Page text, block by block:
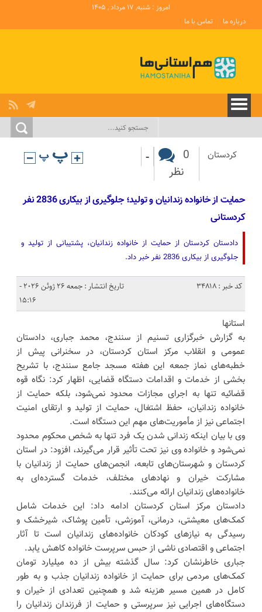
امروز : شنبه, ۱۷ مرداد , ۱۴۰۵
درباره ما
تماس با ما
کردستان
0
نظر
-
حمایت از خانواده زندانیان و تولید؛ جلوگیری از بیکاری 2836 نفر
کردستانی
دادستان کردستان از حمایت از خانواده زندانیان، پشتیبانی از تولید و
جلوگیری از بیکاری 2836 نفر خبر داد.
کد خبر : 34818
تاریخ انتشار : جمعه 26 ژوئن 2026 -
15:16
استانها
به گزارش خبرگزاری تسنیم از سنندج، محمد جباری، دادستان
عمومی و انقلاب مرکز استان کردستان، در سخنرانی پیش از
خطبه‌های نماز جمعه این هفته مسجد جامع سنندج، با تشریح
بخشی از خدمات و اقدامات دستگاه قضایی، اظهار کرد: نگاه قوه
قضائیه تنها به اجرای مجازات محدود نمی‌شود، بلکه حمایت از
خانواده زندانیان، حفظ اشتغال، حمایت از تولید و ارتقای امنیت
اجتماعی نیز از مأموریت‌های مهم این دستگاه است.
وی با بیان اینکه زندانی شدن یک فرد تنها به شخص محکوم محدود
نمی‌شود و خانواده وی نیز تحت تأثیر قرار می‌گیرند، افزود: در استان
کردستان و شهرستان‌های تابعه، انجمن‌های حمایت از زندانیان با
مشارکت خیران و نهادهای مختلف، خدمات گسترده‌ای به
خانواده‌های زندانیان ارائه می‌کنند.
دادستان مرکز استان کردستان ادامه داد: این خدمات شامل
کمک‌های معیشتی، درمانی، آموزشی، تأمین پوشاک، شیرخشک و
رسیدگی به نیازهای کودکان خانواده‌های زندانیان است تا آثار
اجتماعی و اقتصادی ناشی از حبس سرپرست خانواده کاهش یابد.
جباری خاطرنشان کرد: سال گذشته بیش از ده میلیارد تومان
کمک‌های مردمی برای حمایت از خانواده زندانیان جذب و به طور
کامل در همین مسیر هزینه شد و همچنین تعدادی از خیران و
دستگاه‌های اجرایی نیز سرپرستی و حمایت از فرزندان زندانیان را